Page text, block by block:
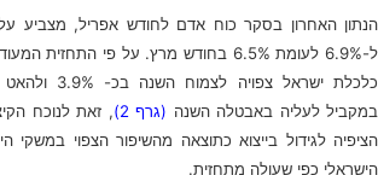
הנתון האחרון בסקר כוח אדם לחודש אפריל, מצביע
במקביל לעליה באבטלה השנה (גרף 2)
, זאת לנוכח
הציפיה לגידול בייצוא כתוצאה מהשיפור הצפוי במשקי
הישראלי כפי שעולה מתחזית.